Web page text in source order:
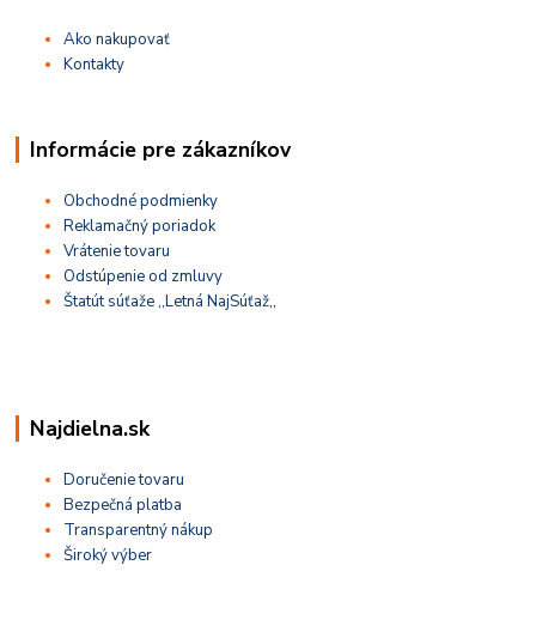
Ako nakupovať
Kontakty
Informácie pre zákazníkov
Obchodné podmienky
Reklamačný poriadok
Vrátenie tovaru
Odstúpenie od zmluvy
Štatút súťaže ,,Letná NajSúťaž,,
Najdielna.sk
Doručenie tovaru
Bezpečná platba
Transparentný nákup
Široký výber